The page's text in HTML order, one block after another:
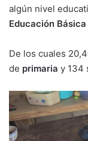
algún nivel
Educación
De los cuales
de primaria y 134